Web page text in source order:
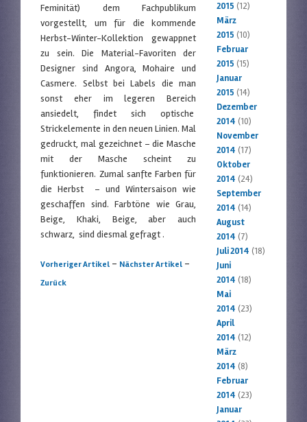
Feminität) dem Fachpublikum
vorgestellt, um für die kommende
Herbst-Winter-Kollektion gewappnet
zu sein. Die Material-Favoriten der
Designer sind Angora, Mohaire und
Casmere. Selbst bei Labels die man
sonst eher im legeren Bereich
ansiedelt, findet sich optische
Strickelemente in den neuen Linien. Mal
gedruckt, mal gezeichnet – die Masche
mit der Masche scheint zu
funktionieren. Zumal sanfte Farben für
die Herbst – und Wintersaison wie
geschaffen sind. Farbtöne wie Grau,
Beige, Khaki, Beige, aber auch
schwarz, sind diesmal gefragt .
Artikelnavigation
Vorheriger Artikel - Nächster Artikel -
Zurück
2015 (12)
März
2015 (10)
Februar
2015 (15)
Januar
2015 (14)
Dezember
2014 (10)
November
2014 (17)
Oktober
2014 (24)
September
2014 (14)
August
2014 (7)
Juli 2014 (18)
Juni
2014 (18)
Mai
2014 (23)
April
2014 (12)
März
2014 (8)
Februar
2014 (23)
Januar